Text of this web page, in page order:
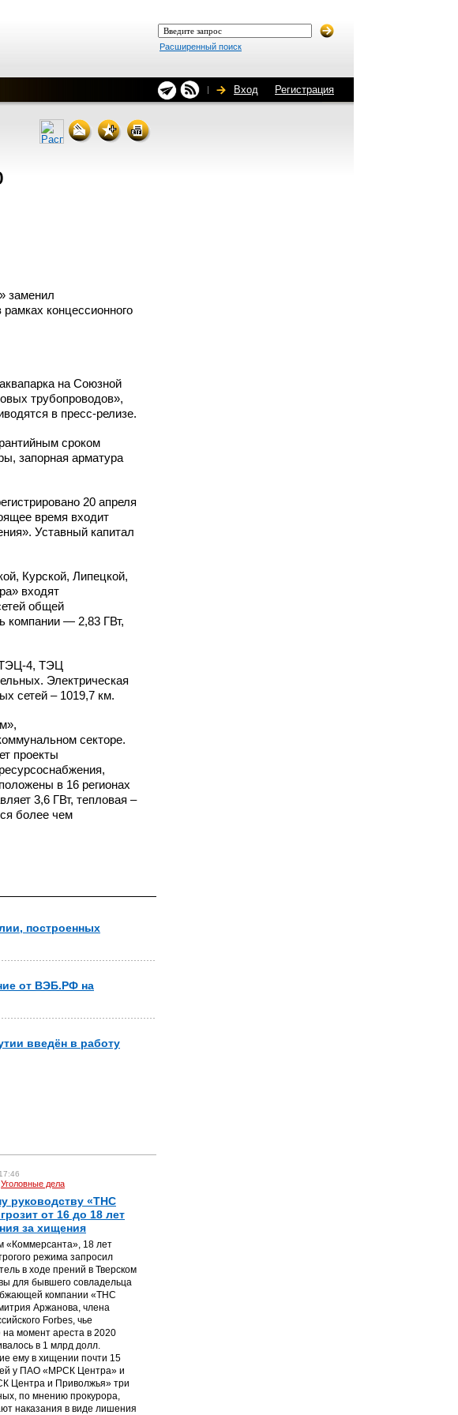
Расширенный поиск
Вход Регистрация
заменил
концессионного
на Союзной
трубопроводов»,
в пресс-релизе.
сроком
запорная арматура
20 апреля
время входит
Уставный капитал
Курской, Липецкой,
входят
общей
компании — 2,83 ГВт,
4, ТЭЦ
Электрическая
сетей – 1019,7 км.
секторе.
проекты
в 16 регионах
3,6 ГВт, тепловая –
более чем
построенных
от ВЭБ.РФ на
введён в работу
Уголовные дела
руководству «ТНС
от 16 до 18 лет
за хищения
«Коммерсанта», 18 лет
режима запросил
в ходе прений в Тверском
для бывшего совладельца
компании «ТНС
Аржанова, члена
Forbes, чье
на момент ареста в 2020
в 1 млрд долл.
ему в хищении почти 15
у ПАО «МРСК Центра» и
Центра и Приволжья» три
по мнению прокурора,
наказания в виде лишения